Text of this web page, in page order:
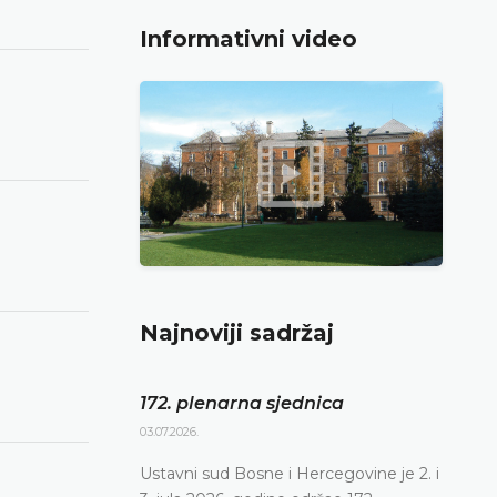
Informativni video
Najnoviji sadržaj
172. plenarna sjednica
03.07.2026.
Ustavni sud Bosne i Hercegovine je 2. i